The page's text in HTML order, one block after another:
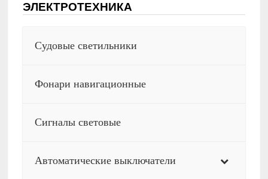
ЭЛЕКТРОТЕХНИКА
Судовые светильники
Фонари навигационные
Сигналы световые
Автоматические выключатели